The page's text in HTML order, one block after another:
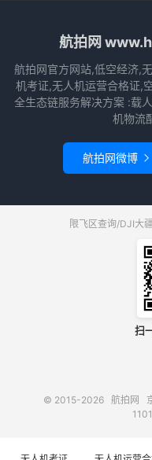
航拍网
航拍网官方网站,低空经济,
机考证,无人机运营合格证,
全生态链服务解决方案 :载
机物流
航拍网微博 
限飞区查询/DJI大
扫
© 2015-2026 航拍网